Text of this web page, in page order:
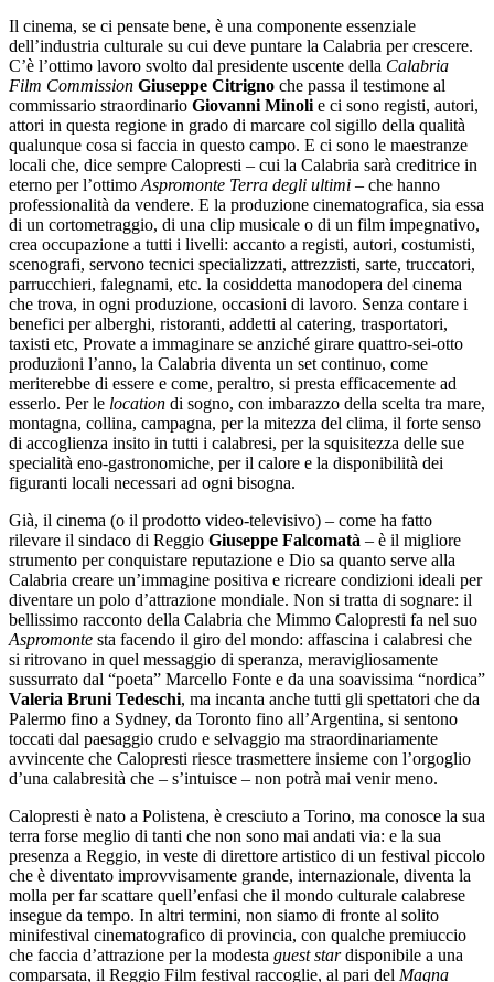
Il cinema, se ci pensate bene, è una componente essenziale
dell’industria culturale su cui deve puntare la Calabria per crescere.
C’è l’ottimo lavoro svolto dal presidente uscente della Calabria
Film Commission Giuseppe Citrigno che passa il testimone al
commissario straordinario Giovanni Minoli e ci sono registi, autori,
attori in questa regione in grado di marcare col sigillo della qualità
qualunque cosa si faccia in questo campo. E ci sono le maestranze
locali che, dice sempre Calopresti – cui la Calabria sarà creditrice in
eterno per l’ottimo Aspromonte Terra degli ultimi – che hanno
professionalità da vendere. E la produzione cinematografica, sia essa
di un cortometraggio, di una clip musicale o di un film impegnativo,
crea occupazione a tutti i livelli: accanto a registi, autori, costumisti,
scenografi, servono tecnici specializzati, attrezzisti, sarte, truccatori,
parrucchieri, falegnami, etc. la cosiddetta manodopera del cinema
che trova, in ogni produzione, occasioni di lavoro. Senza contare i
benefici per alberghi, ristoranti, addetti al catering, trasportatori,
taxisti etc, Provate a immaginare se anziché girare quattro-sei-otto
produzioni l’anno, la Calabria diventa un set continuo, come
meriterebbe di essere e come, peraltro, si presta efficacemente ad
esserlo. Per le location di sogno, con imbarazzo della scelta tra mare,
montagna, collina, campagna, per la mitezza del clima, il forte senso
di accoglienza insito in tutti i calabresi, per la squisitezza delle sue
specialità eno-gastronomiche, per il calore e la disponibilità dei
figuranti locali necessari ad ogni bisogna.
Già, il cinema (o il prodotto video-televisivo) – come ha fatto
rilevare il sindaco di Reggio Giuseppe Falcomatà – è il migliore
strumento per conquistare reputazione e Dio sa quanto serve alla
Calabria creare un’immagine positiva e ricreare condizioni ideali per
diventare un polo d’attrazione mondiale. Non si tratta di sognare: il
bellissimo racconto della Calabria che Mimmo Calopresti fa nel suo
Aspromonte sta facendo il giro del mondo: affascina i calabresi che
si ritrovano in quel messaggio di speranza, meravigliosamente
sussurrato dal “poeta” Marcello Fonte e da una soavissima “nordica”
Valeria Bruni Tedeschi, ma incanta anche tutti gli spettatori che da
Palermo fino a Sydney, da Toronto fino all’Argentina, si sentono
toccati dal paesaggio crudo e selvaggio ma straordinariamente
avvincente che Calopresti riesce trasmettere insieme con l’orgoglio
d’una calabresità che – s’intuisce – non potrà mai venir meno.
Calopresti è nato a Polistena, è cresciuto a Torino, ma conosce la sua
terra forse meglio di tanti che non sono mai andati via: e la sua
presenza a Reggio, in veste di direttore artistico di un festival piccolo
che è diventato improvvisamente grande, internazionale, diventa la
molla per far scattare quell’enfasi che il mondo culturale calabrese
insegue da tempo. In altri termini, non siamo di fronte al solito
minifestival cinematografico di provincia, con qualche premiuccio
che faccia d’attrazione per la modesta guest stardisponibile a una
comparsata, il Reggio Film festival raccoglie, al pari del Magna